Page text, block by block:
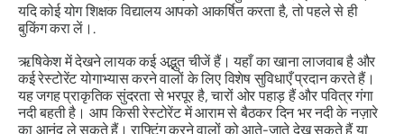
यदि कोई योग शिक्षक विद्यालय आपको आकर्षित करता है, तो पहले से ही
बुकिंग करा लें।.
ऋषिकेश में देखने लायक कई अद्भुत चीजें हैं। यहाँ का खाना लाजवाब है और
कई रेस्टोरेंट योगाभ्यास करने वालों के लिए विशेष सुविधाएँ प्रदान करते हैं।
यह जगह प्राकृतिक सुंदरता से भरपूर है, चारों ओर पहाड़ हैं और पवित्र गंगा
नदी बहती है। आप किसी रेस्टोरेंट में आराम से बैठकर दिन भर नदी के नज़ारे
का आनंद ले सकते हैं। राफ्टिंग करने वालों को आते-जाते देख सकते हैं या